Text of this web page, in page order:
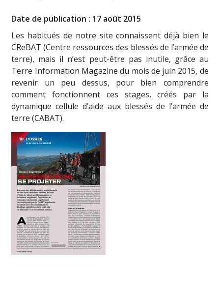
Date de publication : 17 août 2015
Les habitués de notre site connaissent déjà bien le
CReBAT (Centre ressources des blessés de l’armée de
terre), mais il n’est peut-être pas inutile, grâce au
Terre Information Magazine du mois de juin 2015, de
revenir un peu dessus, pour bien comprendre
comment fonctionnent ces stages, créés par la
dynamique cellule d’aide aux blessés de l’armée de
terre (CABAT).